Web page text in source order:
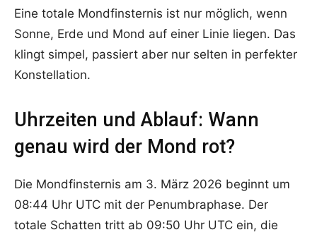
Eine totale Mondfinsternis ist nur möglich, wenn
Sonne, Erde und Mond auf einer Linie liegen. Das
klingt simpel, passiert aber nur selten in perfekter
Konstellation.
Uhrzeiten und Ablauf: Wann
genau wird der Mond rot?
Die Mondfinsternis am 3. März 2026 beginnt um
08:44 Uhr UTC mit der Penumbraphase. Der
totale Schatten tritt ab 09:50 Uhr UTC ein, die